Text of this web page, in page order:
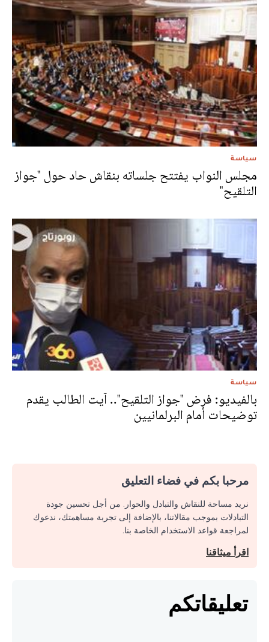
سياسة
مجلس النواب يفتتح جلساته بنقاش حاد حول "جواز
التلقيح"
سياسة
بالفيديو: فرض "جواز التلقيح".. آيت الطالب يقدم
توضيحات أمام البرلمانيين
مرحبا بكم في فضاء التعليق
نريد مساحة للنقاش والتبادل والحوار. من أجل تحسين جودة
التبادلات بموجب مقالاتنا، بالإضافة إلى تجربة مساهمتك، ندعوك
لمراجعة قواعد الاستخدام الخاصة بنا.
اقرأ ميثاقنا
تعليقاتكم